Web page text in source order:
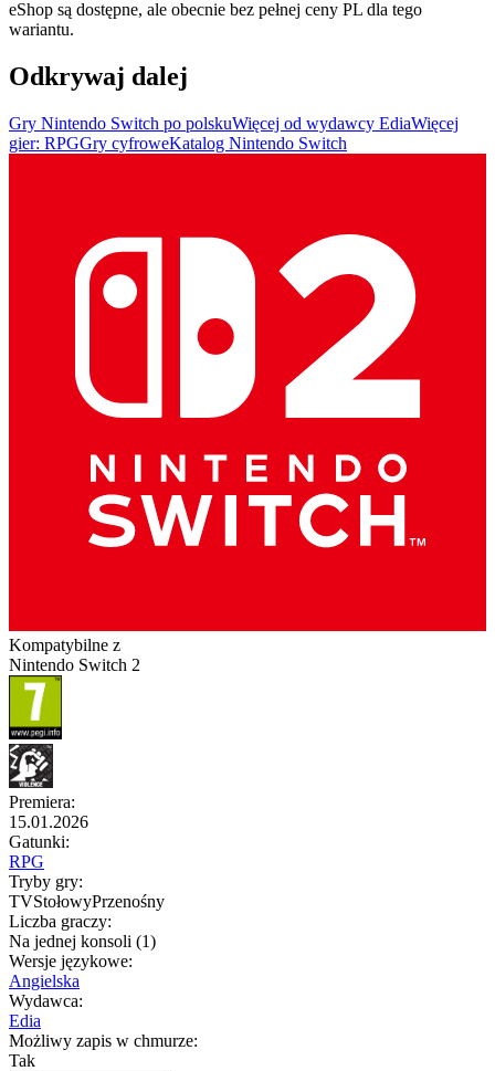
eShop są dostępne, ale obecnie bez pełnej ceny PL dla tego
wariantu.
Odkrywaj dalej
Gry Nintendo Switch po polskuWięcej od wydawcy EdiaWięcej
gier: RPGGry cyfroweKatalog Nintendo Switch
Kompatybilne z
Nintendo Switch 2
Premiera:
15.01.2026
Gatunki:
RPG
Tryby gry:
TVStołowyPrzenośny
Liczba graczy:
Na jednej konsoli (1)
Wersje językowe:
Angielska
Wydawca:
Edia
Możliwy zapis w chmurze:
Tak